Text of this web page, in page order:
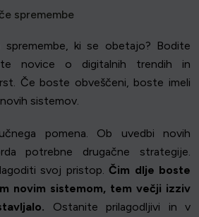
spremembe
spremembe, ki se obetajo? Bodite
novice o digitalnih trendih in
Če boste obveščeni, boste imeli
sistemov.
pomena. Ob uvedbi novih
potrebne drugačne strategije.
svoj pristop.Čim dlje boste
novim sistemom, tem večji izziv
Ostanite prilagodljivi in v